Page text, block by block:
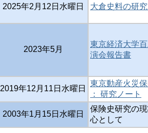
2025年2月12日水曜日 大倉史料の研
2023年5月
東京経済大学
演会報告書
2019年12月11日水曜日
東京動産火災
： 研究ノート
2003年1月15日水曜日
保険史研究の
心として